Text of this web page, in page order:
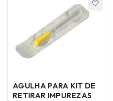
AGULHA PARA KIT DE
RETIRAR IMPUREZAS